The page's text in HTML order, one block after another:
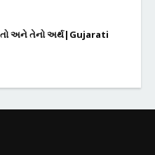
અને તેનો અર્થ|Gujarati